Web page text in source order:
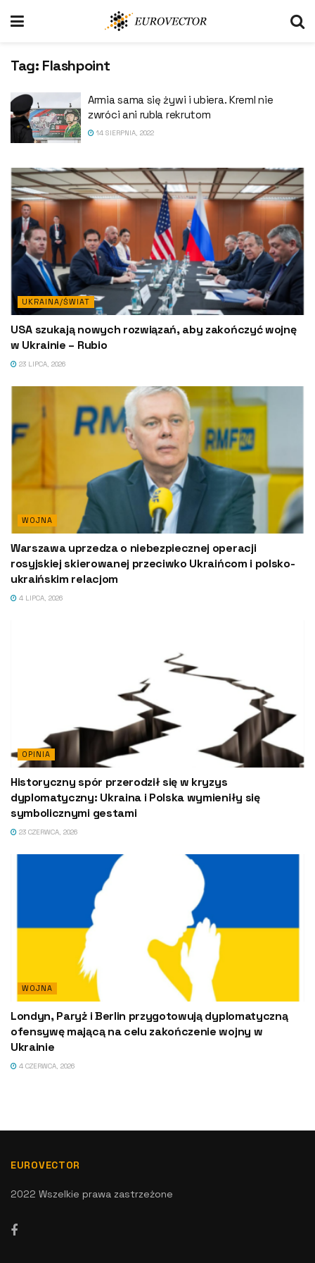
Tag: Flashpoint
Armia sama się żywi i ubiera. Kreml nie
zwróci ani rubla rekrutom
14 SIERPNIA, 2022
UKRAINA/ŚWIAT
USA szukają nowych rozwiązań, aby zakończyć wojnę
w Ukrainie – Rubio
23 LIPCA, 2026
WOJNA
Warszawa uprzedza o niebezpiecznej operacji
rosyjskiej skierowanej przeciwko Ukraińcom i polsko-
ukraińskim relacjom
4 LIPCA, 2026
OPINIA
Historyczny spór przerodził się w kryzys
dyplomatyczny: Ukraina i Polska wymieniły się
symbolicznymi gestami
23 CZERWCA, 2026
WOJNA
Londyn, Paryż i Berlin przygotowują dyplomatyczną
ofensywę mającą na celu zakończenie wojny w
Ukrainie
4 CZERWCA, 2026
EUROVECTOR
2022 Wszelkie prawa zastrzeżone